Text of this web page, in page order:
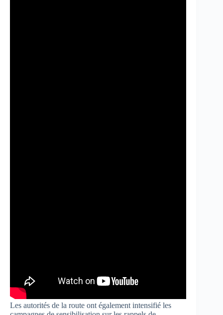
Les autorités de la route ont également intensifié les